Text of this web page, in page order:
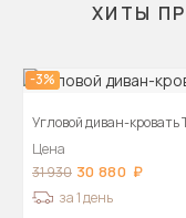
ХИТЫ
-3%
Угловой диван-кровать
Цена
31 930 30 880
за 1 день